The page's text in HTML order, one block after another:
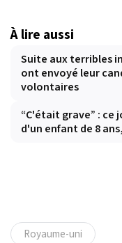
À lire aussi
Suite aux terribles
ont envoyé leur
volontaires
“C'était grave” : ce
d'un enfant de 8
Royaume-uni